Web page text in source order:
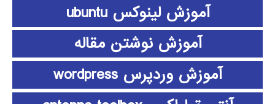
آموزش لینوکس ubuntu
آموزش نوشتن مقاله
آموزش وردپرس wordpress